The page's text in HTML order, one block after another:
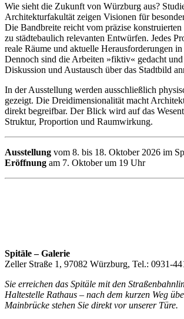
Wie sieht die Zukunft von Würzburg aus?
Architekturfakultät zeigen Visionen für
Die Bandbreite reicht vom präzise
zu städtebaulich relevanten Entwürfen. Jedes
reale Räume und aktuelle Herausforderungen
Dennoch sind die Arbeiten »fiktiv« gedacht
Diskussion und Austausch über das Stadtbild
In der Ausstellung werden ausschließlich
gezeigt. Die Dreidimensionalität macht
direkt begreifbar. Der Blick wird auf das
Struktur, Proportion und Raumwirkung.
Ausstellung vom 8. bis 18. Oktober 2026 im
Eröffnung am 7. Oktober um 19 Uhr
Spitäle – Galerie
Zeller Straße 1, 97082 Würzburg, Tel.: 0931-
Sie erreichen das Spitäle mit den
Haltestelle Rathaus – nach dem kurzen Weg
Mainbrücke stehen Sie direkt vor unserer Türe.